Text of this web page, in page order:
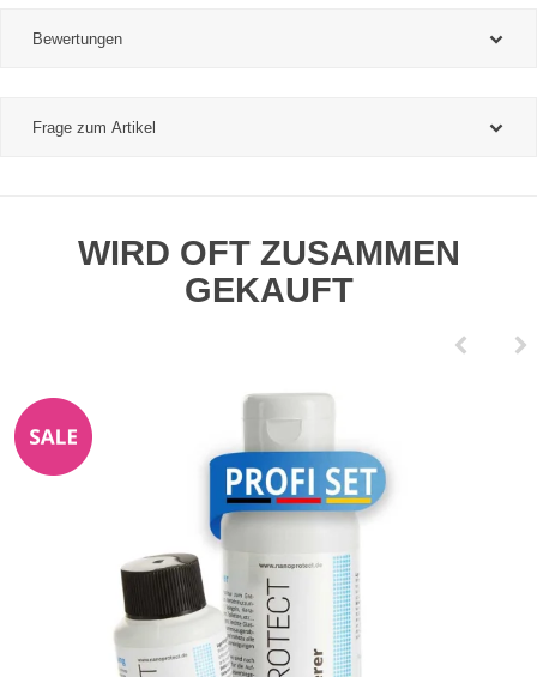
Bewertungen
Frage zum Artikel
WIRD OFT ZUSAMMEN
GEKAUFT